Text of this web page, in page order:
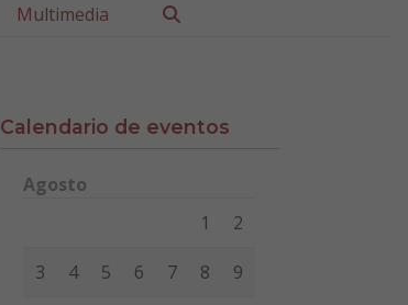
Multimedia
Calendario de eventos
Agosto
Miércoles Jueves
1 2
3 4 5 6 7 8 9